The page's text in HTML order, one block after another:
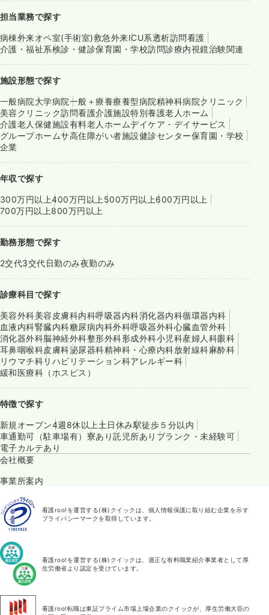
担当業務で探す
病棟外来オペ室(手術室)救急外来ICU系透析訪問看護
介護・福祉系検診・健診保育園・学校訪問診療内視鏡治験関連
施設形態で探す
一般病院大学病院一般＋療養療養型病院精神科病院クリニック
美容クリニック訪問看護介護施設特別養護老人ホーム
介護老人保健施設有料老人ホームデイケア・デイサービス
グループホームサ高住障がい者施設健診センター保育園・学校
企業
年収で探す
300万円以上400万円以上 500万円以上600万円以上
700万円以上800万円以上
勤務形態で探す
2交代3交代日勤のみ夜勤のみ
診療科目で探す
美容外科美容皮膚科内科呼吸器内科消化器内科循環器内科
血液内科腎臓内科糖尿病内科外科呼吸器外科心臓血管外科
消化器外科脳神経外科整形外科形成外科小児科産婦人科眼科
耳鼻咽喉科皮膚科泌尿器科精神科・心療内科放射線科麻酔科
リウマチ科リハビリテーション科アレルギー科
緩和医療科（ホスピス）
特徴で探す
新規オープン4週8休以上 土日休み駅徒歩５分以内
車通勤可（駐車場有） 寮あり託児所あり ブランク・未経験可
電子カルテあり
会社概要
事業所案内
看護roo!を運営する(株)クイックは、個人情報保護に取り組む企業を示す
プライバシーマークを取得しています。
看護roo!を運営する(株)クイックは、適正な有料職業紹介事業者として厚
生労働省より認定を受けています。
看護roo!転職は東証プライム市場上場企業のクイックが、厚生労働大臣の